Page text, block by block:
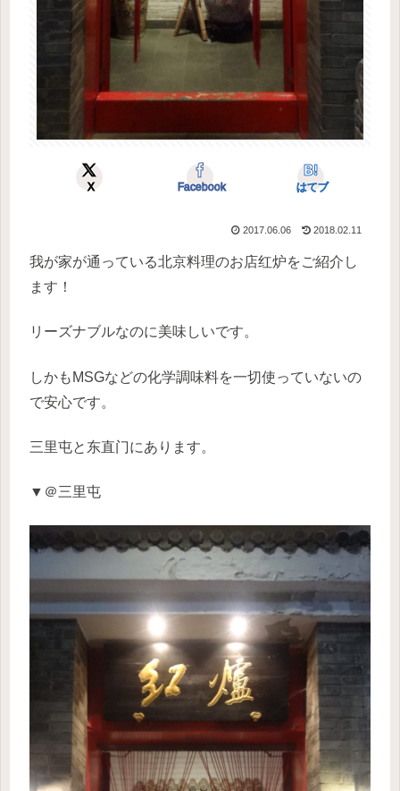
X Facebook はてブ
2017.06.06 2018.02.11
我が家が通っている北京料理のお店红炉をご紹介し
ます！
リーズナブルなのに美味しいです。
しかもMSGなどの化学調味料を一切使っていないの
で安心です。
三里屯と东直门にあります。
▼＠三里屯